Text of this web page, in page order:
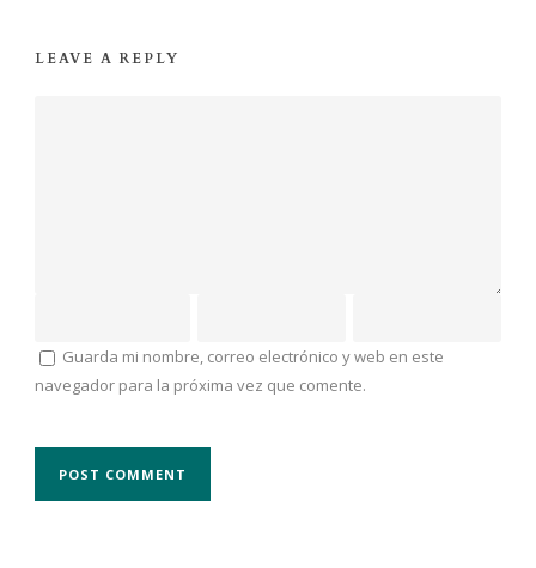
LEAVE A REPLY
Guarda mi nombre, correo electrónico y web en este
navegador para la próxima vez que comente.